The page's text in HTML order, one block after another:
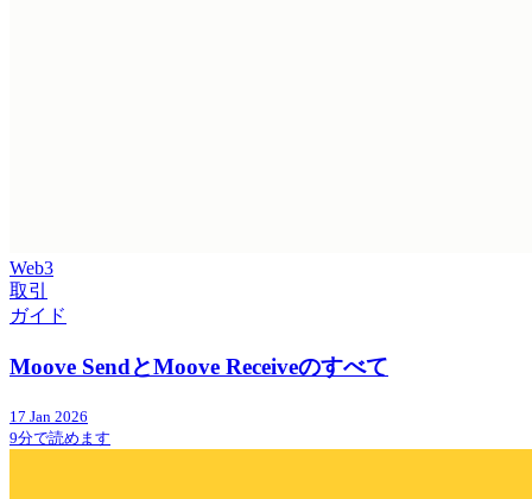
Web3
取引
ガイド
Moove SendとMoove Receiveのすべて
17 Jan 2026
9分で読めます